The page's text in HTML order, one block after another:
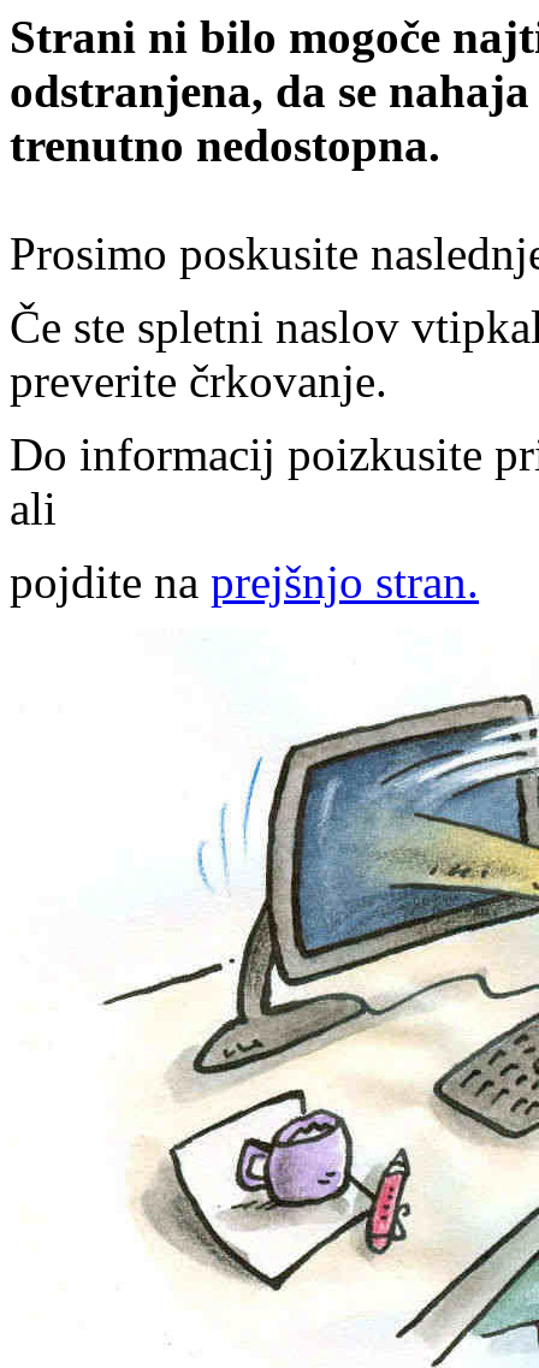
Strani ni bilo mogoče
odstranjena, da se
trenutno nedostopna.
Prosimo poskusite
Če ste spletni naslov
preverite črkovanje.
Do informacij poizkusite
ali
pojdite na prejšnjo stran.